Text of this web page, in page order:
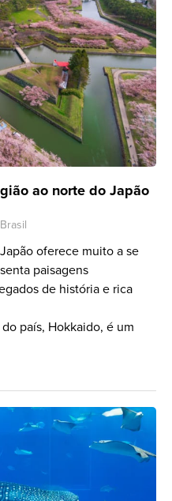
ao norte do Japão
oferece muito a se
paisagens
de história e rica
país, Hokkaido, é um